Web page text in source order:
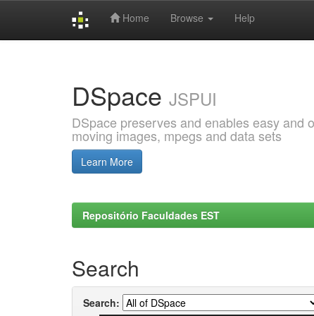
Home Browse Help
DSpace JSPUI
DSpace preserves and enables easy and
moving images, mpegs and data sets
Learn More
Repositório Faculdades EST
Search
Search: